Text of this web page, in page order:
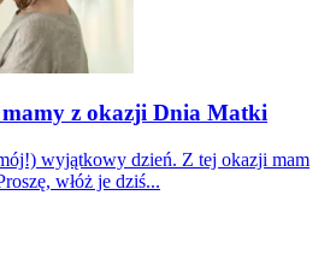
mamy z okazji Dnia Matki
wyjątkowy dzień. Z tej okazji mam
włóż je dziś...